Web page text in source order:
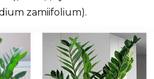
zamiifolium).